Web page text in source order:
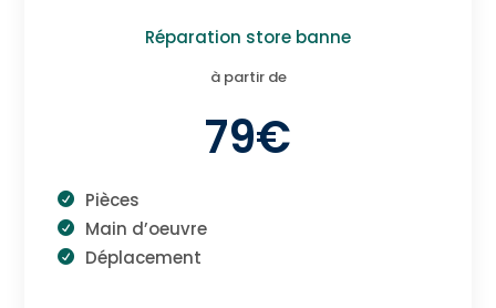
Réparation store banne
à partir de
79€
Pièces
Main d’oeuvre
Déplacement